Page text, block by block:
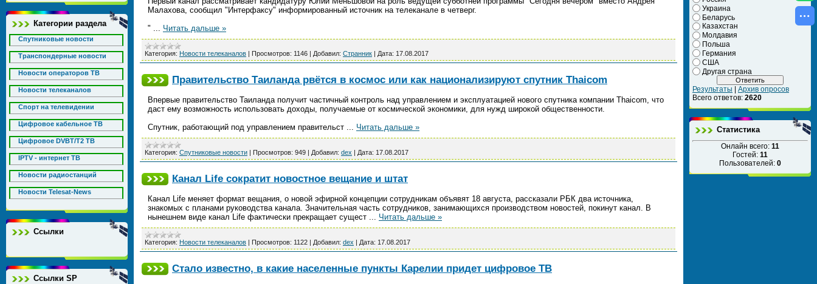
Категории раздела
Спутниковые новости
Транспондерные новости
Новости операторов ТВ
Новости телеканалов
Спорт на телевидении
Цифровое кабельное ТВ
Цифровое DVBT/T2 ТВ
IPTV - интернет ТВ
Новости радиостанций
Новости Telesat-News
Ссылки
Ссылки SP
Малахова, сообщил "Интерфаксу" информированный источник на телеканале в четверг.
" ... Читать дальше »
Категория: Новости телеканалов | Просмотров: 1146 | Добавил: Странник | Дата: 17.08.2017
Правительство Таиланда рвётся в космос или как национализируют спутник Thaicom
Впервые правительство Таиланда получит частичный контроль над управлением и эксплуатацией нового спутника компании Thaicom, что
даст ему возможность использовать доходы, получаемые от космической экономики, для нужд широкой общественности.
Спутник, работающий под управлением правительст ... Читать дальше »
Категория: Спутниковые новости | Просмотров: 949 | Добавил: dex | Дата: 17.08.2017
Канал Life сократит новостное вещание и штат
Канал Life меняет формат вещания, о новой эфирной концепции сотрудникам объявят 18 августа, рассказали РБК два источника,
знакомых с планами руководства канала. Значительная часть сотрудников, занимающихся производством новостей, покинут канал. В
нынешнем виде канал Life фактически прекращает сущест ... Читать дальше »
Категория: Новости телеканалов | Просмотров: 1122 | Добавил: dex | Дата: 17.08.2017
Стало известно, в какие населенные пункты Карелии придет цифровое ТВ
Украина
Беларусь
Казахстан
Молдавия
Польша
Германия
США
Другая страна
Результаты
Архив опросов
Всего ответов: 2620
Статистика
Онлайн всего: 11
Гостей: 11
Пользователей: 0